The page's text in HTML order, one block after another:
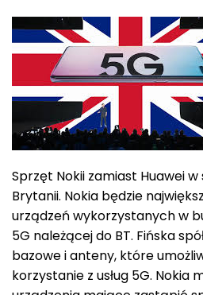
Sprzęt Nokii zamiast Huawei w
Brytanii. Nokia będzie
urządzeń wykorzystanych w
5G należącej do BT. Fińska
bazowe i anteny, które
korzystanie z usług 5G. Nokia